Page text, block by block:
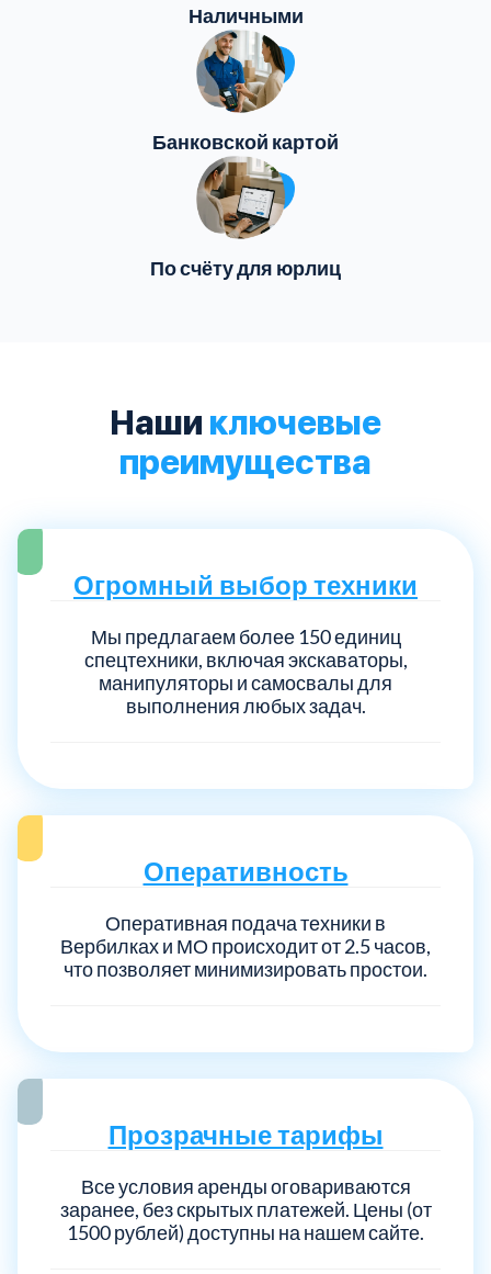
Наличными
Банковской картой
По счёту для юрлиц
Наши ключевые
преимущества
Огромный выбор техники
Мы предлагаем более 150 единиц
спецтехники, включая экскаваторы,
манипуляторы и самосвалы для
выполнения любых задач.
Оперативность
Оперативная подача техники в
Вербилках и МО происходит от 2.5 часов,
что позволяет минимизировать простои.
Прозрачные тарифы
Все условия аренды оговариваются
заранее, без скрытых платежей. Цены (от
1500 рублей) доступны на нашем сайте.